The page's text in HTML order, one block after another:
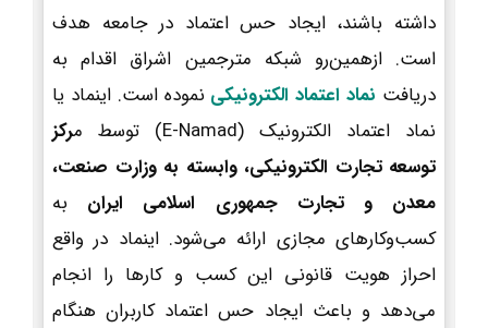
داشته باشند، ایجاد حس اعتماد در جامعه هدف
است. ازهمین‌رو شبکه مترجمین اشراق اقدام به
دریافت نماد اعتماد الکترونیکی نموده است. اینماد یا
نماد اعتماد الکترونیک (E-Namad) توسط م
رکز
توسعه تجارت الکترونیکی، وابسته به وزارت صنعت،
معدن و تجارت جمهوری اسلامی ایران به
کسب‌وکارهای مجازی ارائه می‌شود. اینماد در واقع
احراز هویت قانونی این کسب و کارها را انجام
می‌دهد و باعث ایجاد حس اعتماد کاربران هنگام